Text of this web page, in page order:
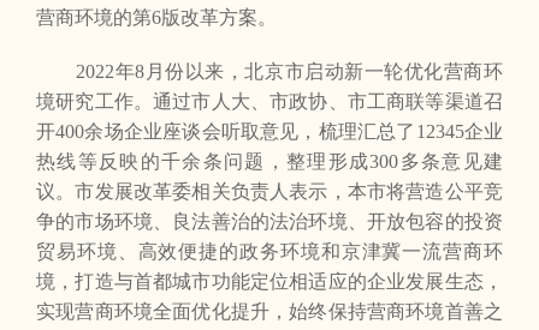
营商环境的第6版改革方案。
2022年8月份以来，北京市启动新一轮优化营商环
境研究工作。通过市人大、市政协、市工商联等渠道召
开400余场企业座谈会听取意见，梳理汇总了12345企业
热线等反映的千余条问题，整理形成300多条意见建
议。市发展改革委相关负责人表示，本市将营造公平竞
争的市场环境、良法善治的法治环境、开放包容的投资
贸易环境、高效便捷的政务环境和京津冀一流营商环
境，打造与首都城市功能定位相适应的企业发展生态，
实现营商环境全面优化提升，始终保持营商环境首善之